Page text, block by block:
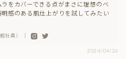
をカバーできる点がまさに理想のベ
感のある肌仕上がりを試してみたい
社員） ｜
2024/04/26